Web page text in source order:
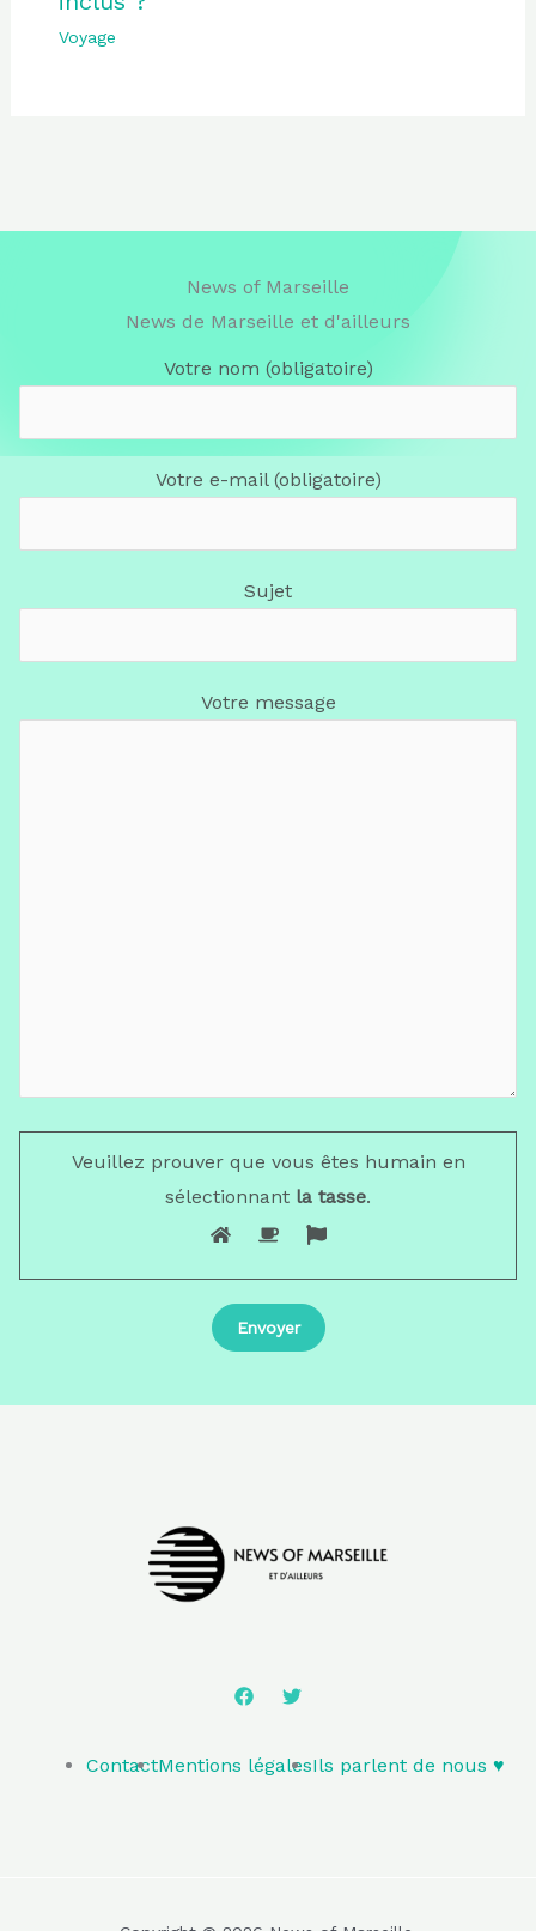
Voyage
News of Marseille
News de Marseille et d'ailleurs
Votre nom (obligatoire)
Votre e-mail (obligatoire)
Sujet
Votre message
Veuillez prouver que vous êtes humain en
sélectionnant la tasse.
ContactMentions légalesIls parlent de nous ♥️